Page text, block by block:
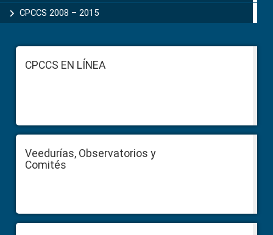
CPCCS 2008 – 2015
FooterCPCCS EN LÍNEA
Veedurías, Observatorios y
Comités